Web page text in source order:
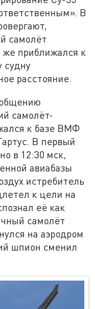
В
самолёт
приближался к
судну
расстояние.
самолёт-
к базе ВМФ
В первый
в 12:30 мск,
авиабазы
истребитель
к цели на
её как
самолёт
на аэродром
шпион сменил